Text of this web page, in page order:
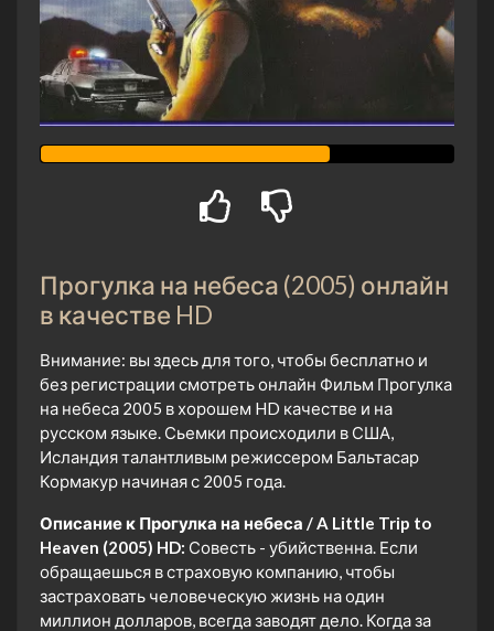
Прогулка на небеса (2005) онлайн
в качестве HD
Внимание: вы здесь для того, чтобы бесплатно и
без регистрации смотреть онлайн Фильм Прогулка
на небеса 2005 в хорошем HD качестве и на
русском языке. Сьемки происходили в США,
Исландия талантливым режиссером Бальтасар
Кормакур начиная с 2005 года.
Описание к Прогулка на небеса / A Little Trip to
Heaven (2005) HD: Совесть - убийственна. Если
обращаешься в страховую компанию, чтобы
застраховать человеческую жизнь на один
миллион долларов, всегда заводят дело. Когда за